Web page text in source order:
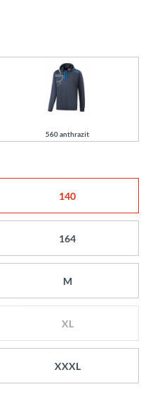
560 anthrazit
140
164
M
XL
XXXL